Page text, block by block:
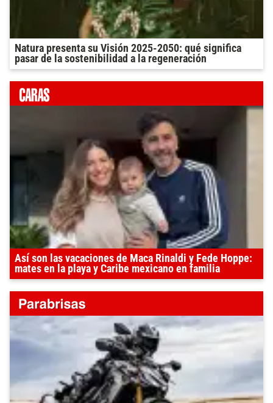
Natura presenta su Visión 2025-2050: qué significa
pasar de la sostenibilidad a la regeneración
Así son las vacaciones de Maca Rinaldi y Fede Hoppe:
mates en la playa y Caribe mexicano en familia